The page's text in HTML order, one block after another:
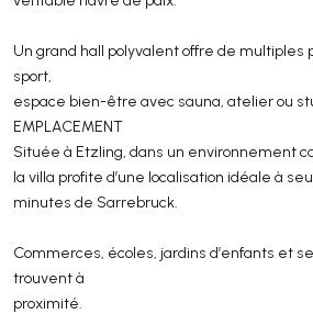
Un grand hall polyvalent offre de multiples
sport,
espace bien-être avec sauna, atelier ou
EMPLACEMENT
Située à Etzling, dans un environnement
la villa profite d’une localisation idéale à
minutes de Sarrebruck.
Commerces, écoles, jardins d’enfants et
trouvent à
proximité.